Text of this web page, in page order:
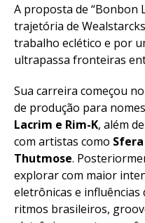
A proposta de “Bonbon
trajetória de
trabalho eclético e por
ultrapassa fronteiras
Sua carreira começou
de produção para
Lacrim e Rim-K, além
com artistas como
Thutmose.
explorar com maior
eletrônicas e
ritmos brasileiros,